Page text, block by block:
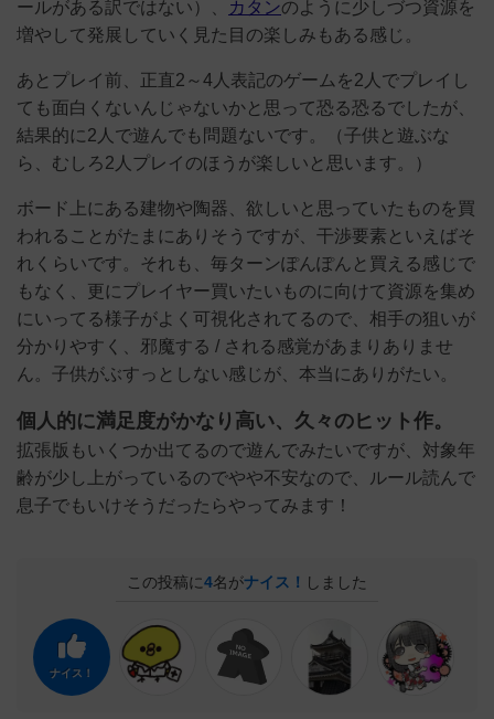
ールがある訳ではない）、
カタンのように少しづつ資源を
増やして発展していく見た目の楽しみもある感じ。
あとプレイ前、正直2～4人表記のゲームを2人でプレイし
ても面白くないんじゃないかと思って恐る恐るでしたが、
結果的に2人で遊んでも問題ないです。（子供と遊ぶな
ら、むしろ2人プレイのほうが楽しいと思います。）
ボード上にある建物や陶器、欲しいと思っていたものを買
われることがたまにありそうですが、干渉要素といえばそ
れくらいです。それも、毎ターンぽんぽんと買える感じで
もなく、更にプレイヤー買いたいものに向けて資源を集め
にいってる様子がよく可視化されてるので、相手の狙いが
分かりやすく、邪魔する / される感覚があまりありませ
ん。子供がぶすっとしない感じが、本当にありがたい。
個人的に満足度がかなり高い、久々のヒット作。
拡張版もいくつか出てるので遊んでみたいですが、対象年
齢が少し上がっているのでやや不安なので、ルール読んで
息子でもいけそうだったらやってみます！
この投稿に4名がナイス！ しました
ナイス！